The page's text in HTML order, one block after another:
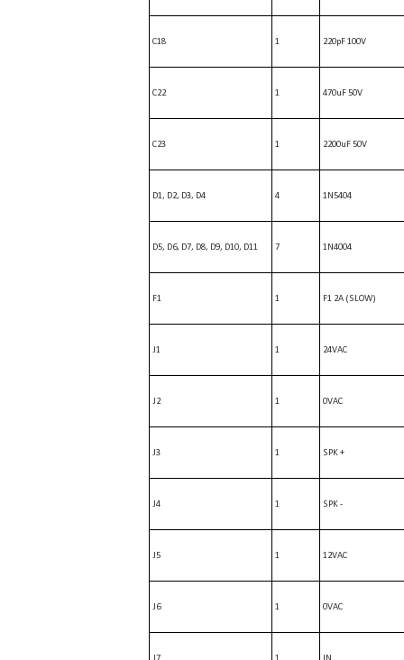
C18 1 220pF 100V
C22 1 470uF 50V
C23 1 2200uF 50V
D1, D2, D3, D4 4 1N5404
D5, D6, D7, D8, D9, D10, D11 7 1N4004
F1 1 F1 2A (SLOW)
J1 1 24VAC
J2 1 0VAC
J3 1 SPK +
J4 1 SPK -
J5 1 12VAC
J6 1 0VAC